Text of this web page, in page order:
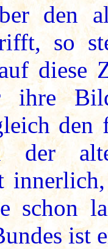
den
so
diese
ihre
den
der
schon
ist